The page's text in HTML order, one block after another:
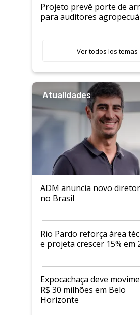
Projeto prevê porte de
para auditores
Ver todos los temas
Atualidades
ADM anuncia novo
no Brasil
Rio Pardo reforça área
e projeta crescer 15% em
Expocachaça deve
R$ 30 milhões em Belo
Horizonte